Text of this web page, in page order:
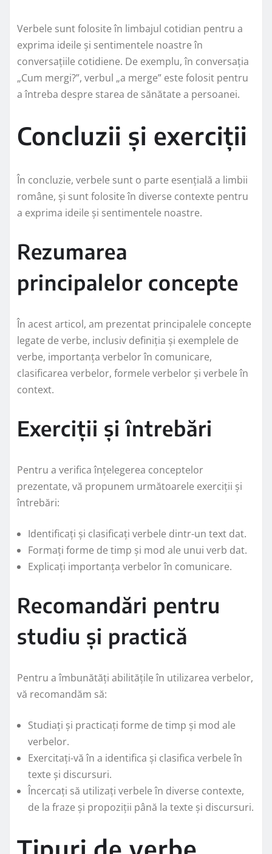
Verbele sunt folosite în limbajul cotidian pentru a
exprima ideile și sentimentele noastre în
conversațiile cotidiene. De exemplu, în conversația
„Cum mergi?”, verbul „a merge” este folosit pentru
a întreba despre starea de sănătate a persoanei.
Concluzii și exerciții
În concluzie, verbele sunt o parte esențială a limbii
române, și sunt folosite în diverse contexte pentru
a exprima ideile și sentimentele noastre.
Rezumarea
principalelor concepte
În acest articol, am prezentat principalele concepte
legate de verbe, inclusiv definiția și exemplele de
verbe, importanța verbelor în comunicare,
clasificarea verbelor, formele verbelor și verbele în
context.
Exerciții și întrebări
Pentru a verifica înțelegerea conceptelor
prezentate, vă propunem următoarele exerciții și
întrebări:
Identificați și clasificați verbele dintr-un text dat.
Formați forme de timp și mod ale unui verb dat.
Explicați importanța verbelor în comunicare.
Recomandări pentru
studiu și practică
Pentru a îmbunătăți abilitățile în utilizarea verbelor,
vă recomandăm să:
Studiați și practicați forme de timp și mod ale
verbelor.
Exercitați-vă în a identifica și clasifica verbele în
texte și discursuri.
Încercați să utilizați verbele în diverse contexte,
de la fraze și propoziții până la texte și discursuri.